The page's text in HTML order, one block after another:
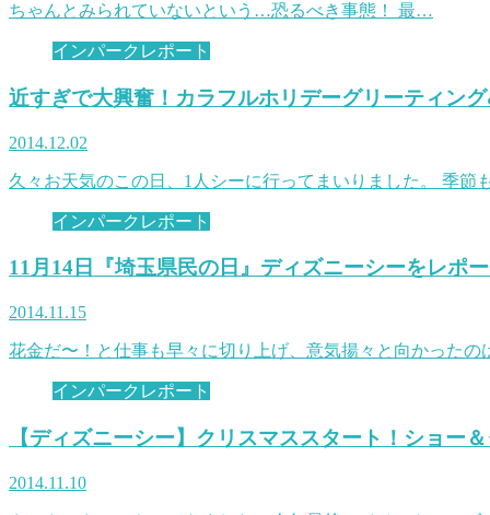
ちゃんとみられていないという…恐るべき事態！ 最…
インパークレポート
近すぎで大興奮！カラフルホリデーグリーティン
2014.12.02
久々お天気のこの日、1人シーに行ってまいりました。 季
インパークレポート
11月14日『埼玉県民の日』ディズニーシーをレポ
2014.11.15
花金だ〜！と仕事も早々に切り上げ、意気揚々と向かった
インパークレポート
【ディズニーシー】クリスマススタート！ショー
2014.11.10